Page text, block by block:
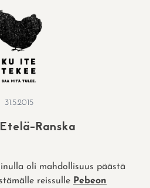
31.5.2015
Ranska
oli mahdollisuus päästä
reissulle Pebeon